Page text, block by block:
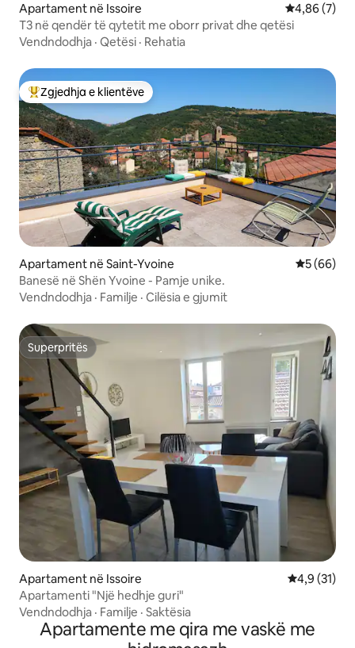
Apartament në Issoire Vlerësimi
4,86 (7)
T3 në qendër të qytetit me oborr privat dhe qetësi
Vendndodhja · Qetësi · Rehatia
Më të mirat e zgjedhjeve të klientëve
Zgjedhja e klientëve
Apartament në Saint-Yvoine Vlerësimi
5 (66)
Banesë në Shën Yvoine - Pamje unike.
Vendndodhja · Familje · Cilësia e gjumit
Superpritës
Superpritës
Apartament në Issoire Vlerësimi
4,9 (31)
Apartamenti "Një hedhje guri"
Vendndodhja · Familje · Saktësia
Apartamente me qira me vaskë me